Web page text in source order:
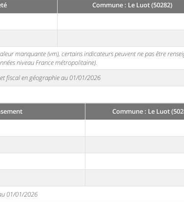
Commune : Le Luot (50282)
manquante (vm), certains indicateurs peuvent ne pas être
niveau France métropolitaine).
fiscal en géographie au 01/01/2026
Commune : Le Luot
01/01/2026